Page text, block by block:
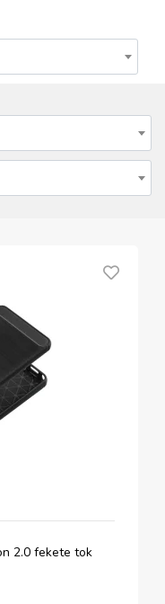
2.0 fekete tok